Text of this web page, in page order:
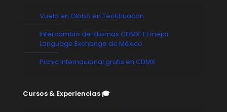
Vuelo en Globo en Teotihuacán
Intercambio de Idiomas CDMX: El mejor
Language Exchange de México
Picnic Internacional gratis en CDMX
Cursos & Experiencias 🎓